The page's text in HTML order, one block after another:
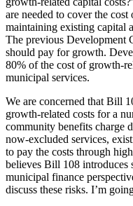
are needed to cover the
maintaining existing capital
The previous Development
should pay for growth.
80% of the cost of growth-
municipal services.
We are concerned that Bill
growth-related costs for a
community benefits charge
now-excluded services,
to pay the costs through
believes Bill 108 introduces
municipal finance
discuss these risks. I’m